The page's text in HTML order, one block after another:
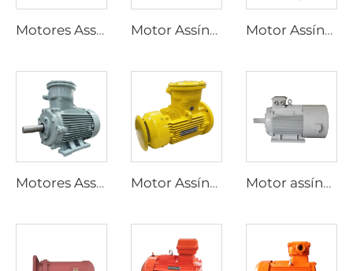
Motores Assíncronos Trifásicos à Prova de Explosão Série YBK3 para Minas Subterrâneas de Carvão Motor Assíncrono Trifásico à Prova de Explosão de Baixa Tensão de Alta Eficiência Ultra-Alta Série YBX5 Motor Assíncrono Trifásico à Prova de Explosão com Regulação de Velocidade por Frequência Variável Série YBBP
Motores Assíncronos Trifásicos à Prova de Explosão de Alta Eficiência Série YBX3 Motor Assíncrono Trifásico à Prova de Explosão de Baixa Tensão de Alta Eficiência Ultra-Alta Série YBX4 Motor assíncrono trifásico da série YP com regulagem de velocidade por frequência variável